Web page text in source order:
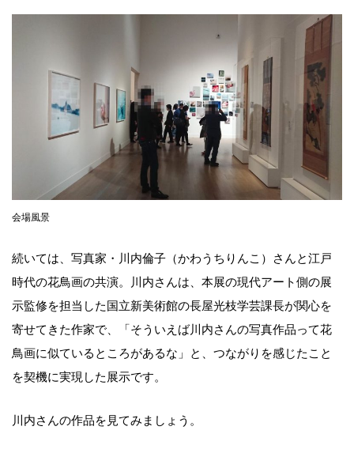
会場風景
続いては、写真家・川内倫子（かわうちりんこ）さんと江戸
時代の花鳥画の共演。川内さんは、本展の現代アート側の展
示監修を担当した国立新美術館の長屋光枝学芸課長が関心を
寄せてきた作家で、「そういえば川内さんの写真作品って花
鳥画に似ているところがあるな」と、つながりを感じたこと
を契機に実現した展示です。
川内さんの作品を見てみましょう。